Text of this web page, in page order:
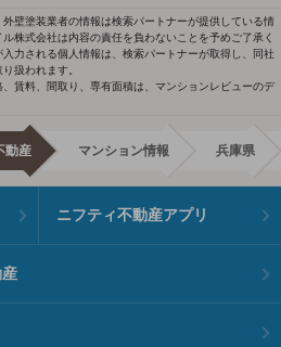
壁塗装業者の情報は検索パートナーが提供している情
株式会社は内容の責任を負わないことを予めご了承く
力される個人情報は、検索パートナーが取得し、同社
扱われます。
賃料、間取り、専有面積は、マンションレビューのデ
動産 マンション情報 兵庫県
ニフティ不動産アプリ